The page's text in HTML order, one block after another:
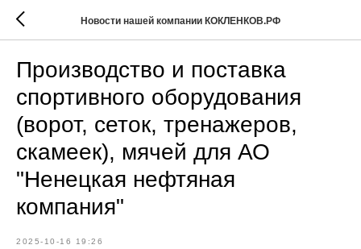
Новости нашей компании КОКЛЕНКОВ.РФ
Производство и поставка
спортивного оборудования
(ворот, сеток, тренажеров,
скамеек), мячей для АО
"Ненецкая нефтяная
компания"
2025-10-16 19:26